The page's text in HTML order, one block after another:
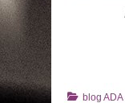
Catégories
blog ADA